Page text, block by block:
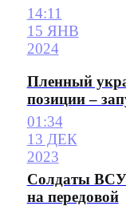
14:11
15 ЯНВ
2024
Пленный
позиции –
01:34
13 ДЕК
2023
Солдаты ВСУ
на передовой